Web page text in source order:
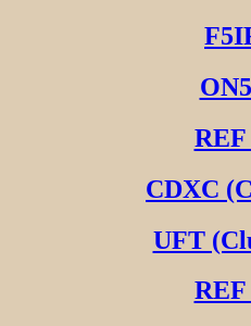
REF
CDXC
UFT
REF